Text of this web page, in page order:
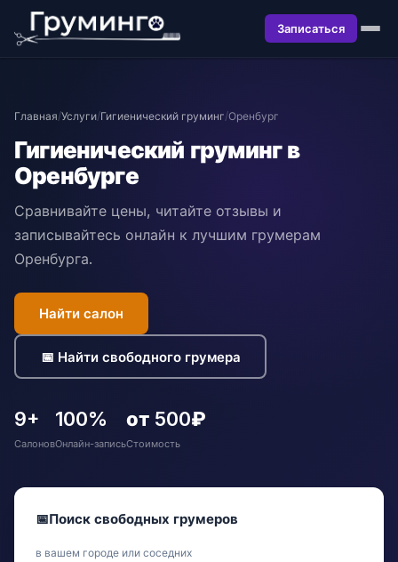
Записаться
Главная/Услуги/Гигиенический груминг/Оренбург
Гигиенический груминг в
Оренбурге
Сравнивайте цены, читайте отзывы и
записывайтесь онлайн к лучшим грумерам
Оренбурга.
Найти салон
📅 Найти свободного грумера
9+
Салонов
100%
Онлайн-запись
от 500₽
Стоимость
📅Поиск свободных грумеров
в вашем городе или соседних